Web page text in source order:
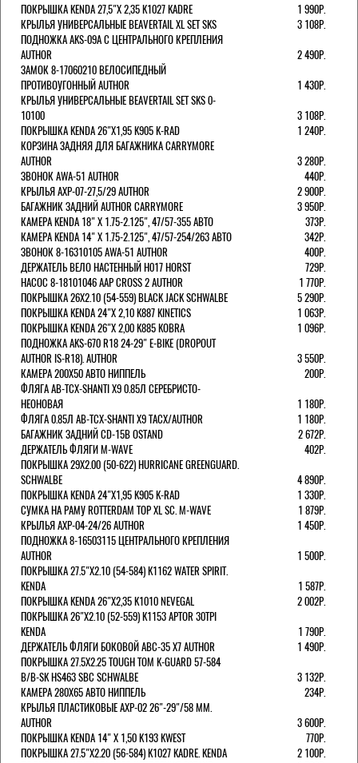
ПОКРЫШКА KENDA 27,5"Х 2,35 K1027 KADRE
1 990Р.
КРЫЛЬЯ УНИВЕРСАЛЬНЫЕ BEAVERTAIL XL SET SKS
3 108Р.
ПОДНОЖКА AKS-09A C ЦЕНТРАЛЬНОГО КРЕПЛЕНИЯ
AUTHOR
2 490Р.
ЗАМОК 8-17060210 ВЕЛОСИПЕДНЫЙ
ПРОТИВОУГОННЫЙ AUTHOR
1 430Р.
КРЫЛЬЯ УНИВЕРСАЛЬНЫЕ BEAVERTAIL SET SKS 0-
10100
3 108Р.
ПОКРЫШКА KENDA 26"Х1,95 K905 K-RAD
1 240Р.
КОРЗИНА ЗАДНЯЯ ДЛЯ БАГАЖНИКА CARRYMORE
AUTHOR
3 280Р.
ЗВОНОК AWA-51 AUTHOR
440Р.
КРЫЛЬЯ AXP-07-27,5/29 AUTHOR
2 900Р.
БАГАЖНИК ЗАДНИЙ AUTHOR CARRYMORE
3 950Р.
КАМЕРА KENDA 18" Х 1.75-2.125", 47/57-355 АВТО
373Р.
КАМЕРА KENDA 14" Х 1.75-2.125", 47/57-254/263 АВТО
342Р.
ЗВОНОК 8-16310105 AWA-51 AUTHOR
400Р.
ДЕРЖАТЕЛЬ ВЕЛО НАСТЕННЫЙ H017 HORST
729Р.
НАСОС 8-18101046 AAP CROSS 2 AUTHOR
1 770Р.
ПОКРЫШКА 26X2.10 (54-559) BLACK JACK SCHWALBE
5 290Р.
ПОКРЫШКА KENDA 24"Х 2,10 K887 KINETICS
1 063Р.
ПОКРЫШКА KENDA 26"Х 2,00 K885 KOBRA
1 096Р.
ПОДНОЖКА AKS-670 R18 24-29" E-BIKE (DROPOUT
AUTHOR IS-R18). AUTHOR
3 550Р.
КАМЕРА 200Х50 АВТО НИППЕЛЬ
200Р.
ФЛЯГА AB-TCX-SHANTI X9 0.85Л СЕРЕБРИСТО-
НЕОНОВАЯ
1 180Р.
ФЛЯГА 0.85Л AB-TCX-SHANTI X9 TACX/AUTHOR
1 180Р.
БАГАЖНИК ЗАДНИЙ CD-15B OSTAND
2 672Р.
ДЕРЖАТЕЛЬ ФЛЯГИ M-WAVE
402Р.
ПОКРЫШКА 29X2.00 (50-622) HURRICANE GREENGUARD.
SCHWALBE
4 890Р.
ПОКРЫШКА KENDA 24"Х1,95 K905 K-RAD
1 330Р.
СУМКА НА РАМУ ROTTERDAM TOP XL SC. M-WAVE
1 879Р.
КРЫЛЬЯ AXP-04-24/26 AUTHOR
1 450Р.
ПОДНОЖКА 8-16503115 ЦЕНТРАЛЬНОГО КРЕПЛЕНИЯ
AUTHOR
1 500Р.
ПОКРЫШКА 27.5"Х2.10 (54-584) K1162 WATER SPIRIT.
KENDA
1 587Р.
ПОКРЫШКА KENDA 26"Х2,35 K1010 NEVEGAL
2 002Р.
ПОКРЫШКА 26"Х2.10 (52-559) K1153 APTOR 30TPI
KENDA
1 790Р.
ДЕРЖАТЕЛЬ ФЛЯГИ БОКОВОЙ ABC-35 X7 AUTHOR
1 490Р.
ПОКРЫШКА 27.5X2.25 TOUGH TOM K-GUARD 57-584
B/B-SK HS463 SBC SCHWALBE
3 132Р.
КАМЕРА 280Х65 АВТО НИППЕЛЬ
234Р.
КРЫЛЬЯ ПЛАСТИКОВЫЕ AXP-02 26"-29"/58 ММ.
AUTHOR
3 600Р.
ПОКРЫШКА KENDA 14" Х 1,50 K193 KWEST
770Р.
ПОКРЫШКА 27.5"Х2.20 (56-584) K1027 KADRE. KENDA
2 100Р.